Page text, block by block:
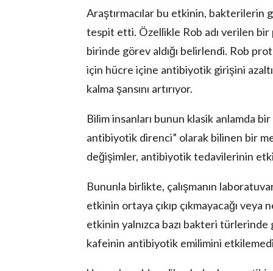
Araştırmacılar bu etkinin, bakterilerin
tespit etti. Özellikle Rob adı verilen
birinde görev aldığı belirlendi. Rob
için hücre içine antibiyotik girişini
kalma şansını artırıyor.
Bilim insanları bunun klasik anlamda
antibiyotik direnci” olarak bilinen bir
değişimler, antibiyotik tedavilerinin
Bununla birlikte, çalışmanın
etkinin ortaya çıkıp çıkmayacağı
etkinin yalnızca bazı bakteri
kafeinin antibiyotik emilimini